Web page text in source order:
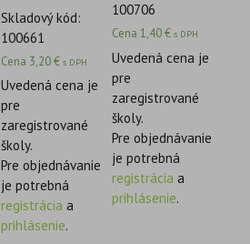
Skladový kód:
100661
Cena 3,20€ s DPH
Uvedená cena je
pre
zaregistrované
školy.
Pre objednávanie
je potrebná
registrácia a
prihlásenie.
100706
Cena 1,40€ s DPH
Uvedená cena je
pre
zaregistrované
školy.
Pre objednávanie
je potrebná
registrácia a
prihlásenie.